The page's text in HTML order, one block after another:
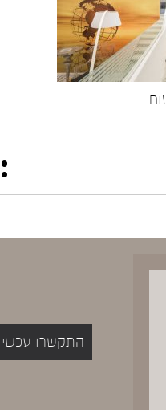
התקשרו עכשיו 052-